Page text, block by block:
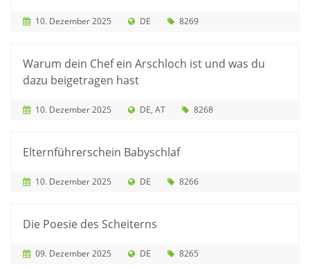
10. Dezember 2025 DE 8269
Warum dein Chef ein Arschloch ist und was du
dazu beigetragen hast
10. Dezember 2025 DE AT 8268
Elternführerschein Babyschlaf
10. Dezember 2025 DE 8266
Die Poesie des Scheiterns
09. Dezember 2025 DE 8265